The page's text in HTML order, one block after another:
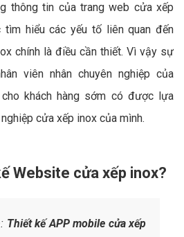
thông tin của trang web cửa xếp
tìm hiểu các yếu tố liên quan đến
chính là điều cần thiết. Vì vậy sự
viên nhân chuyên nghiệp của
khách hàng sớm có được lựa
cửa xếp inox của mình.
Website cửa xếp inox?
Thiết kế APP mobile cửa xếp